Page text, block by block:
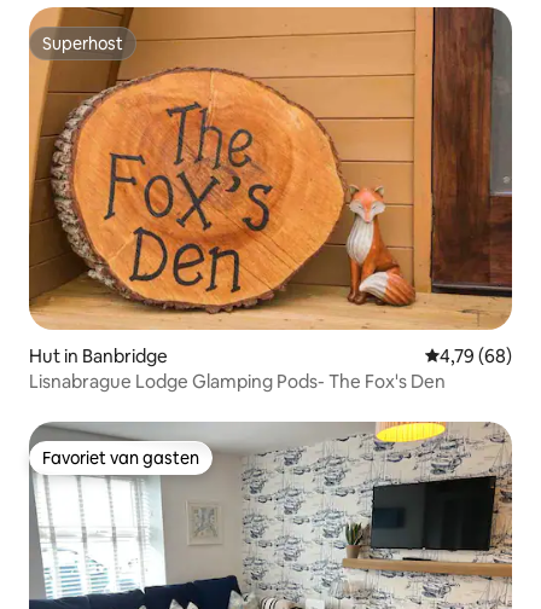
Superhost
Superhost
Hut in Banbridge Gemiddelde
4,79 (68)
Lisnabrague Lodge Glamping Pods- The Fox's Den
Favoriet van gasten
Favoriet van gasten